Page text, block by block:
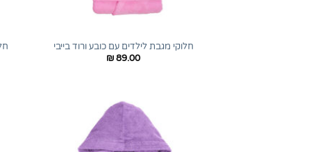
חלוקי מגבת לילדים עם כובע ורוד בייבי
₪89.00